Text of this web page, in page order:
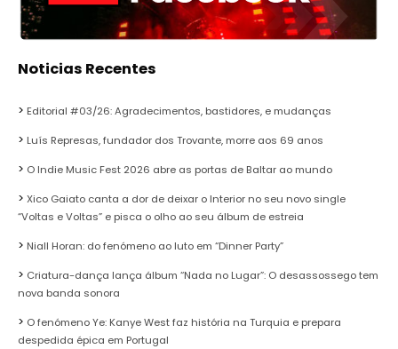
Noticias Recentes
Editorial #03/26: Agradecimentos, bastidores, e mudanças
Luís Represas, fundador dos Trovante, morre aos 69 anos
O Indie Music Fest 2026 abre as portas de Baltar ao mundo
Xico Gaiato canta a dor de deixar o Interior no seu novo single
“Voltas e Voltas” e pisca o olho ao seu álbum de estreia
Niall Horan: do fenómeno ao luto em “Dinner Party”
Criatura-dança lança álbum “Nada no Lugar”: O desassossego tem
nova banda sonora
O fenómeno Ye: Kanye West faz história na Turquia e prepara
despedida épica em Portugal